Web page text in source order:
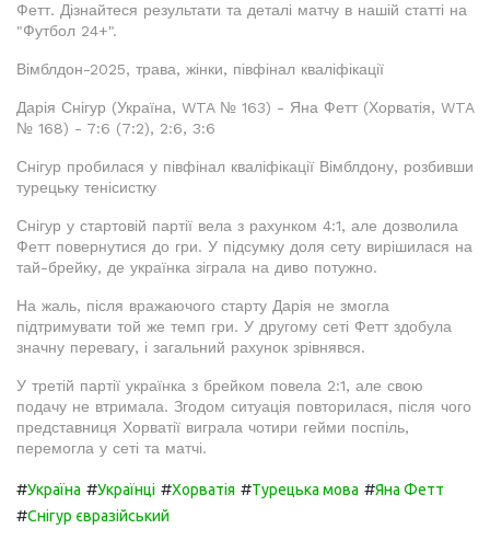
Фетт. Дізнайтеся результати та деталі матчу в нашій статті на
"Футбол 24+".
Вімблдон-2025, трава, жінки, півфінал кваліфікації
Дарія Снігур (Україна, WTA № 163) - Яна Фетт (Хорватія, WTA
№ 168) - 7:6 (7:2), 2:6, 3:6
Снігур пробилася у півфінал кваліфікації Вімблдону, розбивши
турецьку тенісистку
Снігур у стартовій партії вела з рахунком 4:1, але дозволила
Фетт повернутися до гри. У підсумку доля сету вирішилася на
тай-брейку, де українка зіграла на диво потужно.
На жаль, після вражаючого старту Дарія не змогла
підтримувати той же темп гри. У другому сеті Фетт здобула
значну перевагу, і загальний рахунок зрівнявся.
У третій партії українка з брейком повела 2:1, але свою
подачу не втримала. Згодом ситуація повторилася, після чого
представниця Хорватії виграла чотири гейми поспіль,
перемогла у сеті та матчі.
#Україна #Українці #Хорватія #Турецька мова #Яна Фетт
#Снігур євразійський